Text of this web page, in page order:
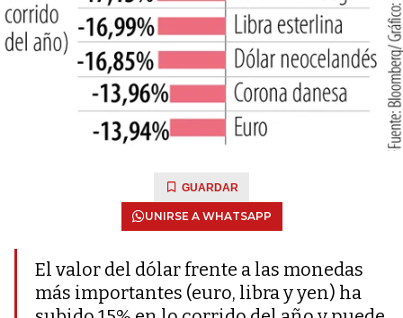
GUARDAR
UNIRSE A WHATSAPP
El valor del dólar frente a las monedas
más importantes (euro, libra y yen) ha